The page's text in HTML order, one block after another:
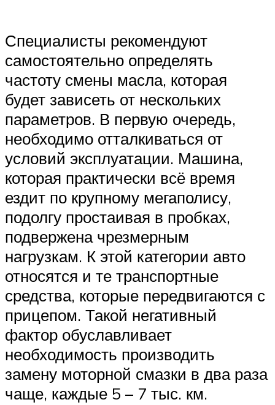
Специалисты рекомендуют
самостоятельно определять
частоту смены масла, которая
будет зависеть от нескольких
параметров. В первую очередь,
необходимо отталкиваться от
условий эксплуатации. Машина,
которая практически всё время
ездит по крупному мегаполису,
подолгу простаивая в пробках,
подвержена чрезмерным
нагрузкам. К этой категории авто
относятся и те транспортные
средства, которые передвигаются с
прицепом. Такой негативный
фактор обуславливает
необходимость производить
замену моторной смазки в два раза
чаще, каждые 5 – 7 тыс. км.